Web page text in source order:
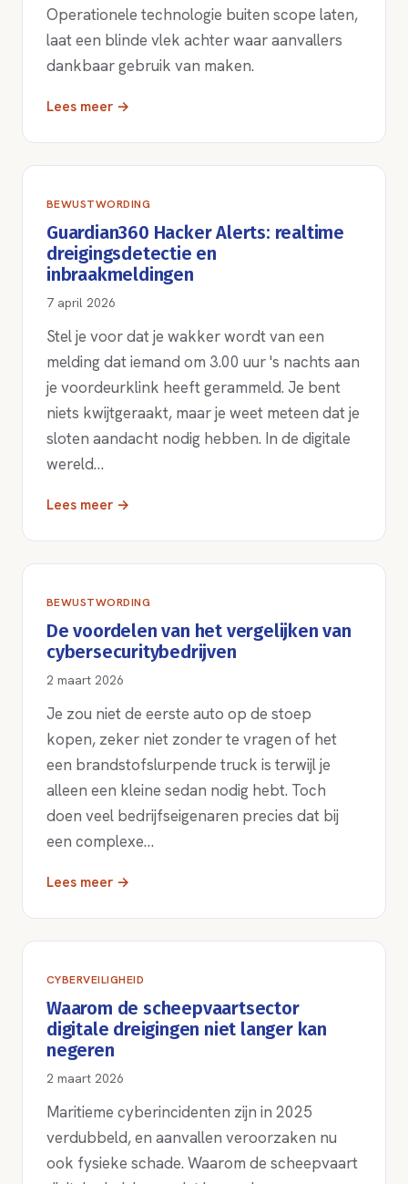
Operationele technologie buiten scope laten,
laat een blinde vlek achter waar aanvallers
dankbaar gebruik van maken.
Lees meer →
BEWUSTWORDING
Guardian360 Hacker Alerts: realtime
dreigingsdetectie en
inbraakmeldingen
7 april 2026
Stel je voor dat je wakker wordt van een
melding dat iemand om 3.00 uur 's nachts aan
je voordeurklink heeft gerammeld. Je bent
niets kwijtgeraakt, maar je weet meteen dat je
sloten aandacht nodig hebben. In de digitale
wereld…
Lees meer →
BEWUSTWORDING
De voordelen van het vergelijken van
cybersecuritybedrijven
2 maart 2026
Je zou niet de eerste auto op de stoep
kopen, zeker niet zonder te vragen of het
een brandstofslurpende truck is terwijl je
alleen een kleine sedan nodig hebt. Toch
doen veel bedrijfseigenaren precies dat bij
een complexe…
Lees meer →
CYBERVEILIGHEID
Waarom de scheepvaartsector
digitale dreigingen niet langer kan
negeren
2 maart 2026
Maritieme cyberincidenten zijn in 2025
verdubbeld, en aanvallen veroorzaken nu
ook fysieke schade. Waarom de scheepvaart